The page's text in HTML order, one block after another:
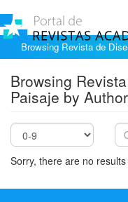
Browsing Revista de
Browsing
Paisaje by Author
Sorry, there are no